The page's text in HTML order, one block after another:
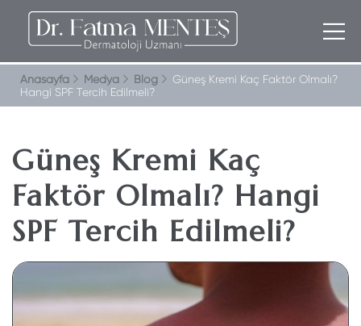
Anasayfa Medya Blog
Güneş Kremi Kaç Faktör Olmalı?
Hangi SPF Tercih Edilmeli?
Güneş Kremi Kaç
Faktör Olmalı? Hangi
SPF Tercih Edilmeli?